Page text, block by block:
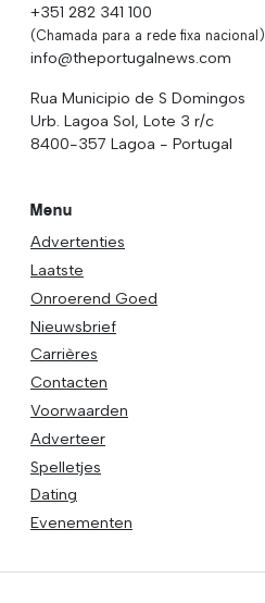
+351 282 341 100
(Chamada para a rede fixa nacional)
info@theportugalnews.com
Rua Municipio de S Domingos
Urb. Lagoa Sol, Lote 3 r/c
8400-357 Lagoa - Portugal
Menu
Advertenties
Laatste
Onroerend Goed
Nieuwsbrief
Carrières
Contacten
Voorwaarden
Adverteer
Spelletjes
Dating
Evenementen